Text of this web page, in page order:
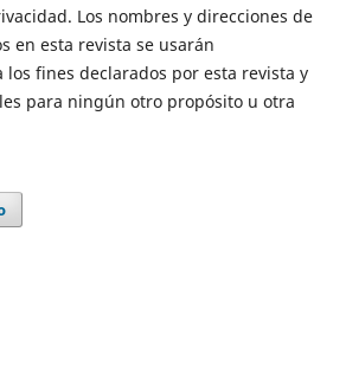
Los nombres y direcciones de
en esta revista se usarán
los fines declarados por esta revista y
para ningún otro propósito u otra